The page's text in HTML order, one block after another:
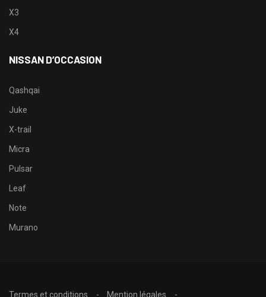
X3
X4
NISSAN D’OCCASION
Qashqai
Juke
X-trail
Micra
Pulsar
Leaf
Note
Murano
Termes et conditions Mention légales